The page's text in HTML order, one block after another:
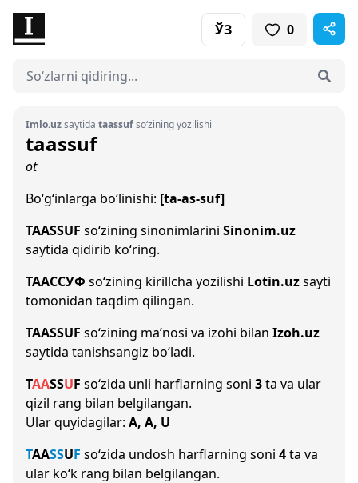
ЎЗ 0
Imlo.uzsaytida taassufso‘zining yozilishi
taassuf
ot
Bo‘g‘inlarga bo‘linishi: [ta-as-suf]
TAASSUF so‘zining sinonimlarini Sinonim.uz
saytida qidirib ko‘ring.
ТААССУФ so‘zining kirillcha yozilishi Lotin.uzsayti
tomonidan taqdim qilingan.
TAASSUF so‘zining ma’nosi va izohi bilan Izoh.uz
saytida tanishsangiz bo‘ladi.
TAASSUF so‘zida unli harflarning soni 3ta va ular
qizil rang bilan belgilangan.
Ular quyidagilar: A, A, U
TAASSUF so‘zida undosh harflarning soni 4ta va
ular ko‘k rang bilan belgilangan.